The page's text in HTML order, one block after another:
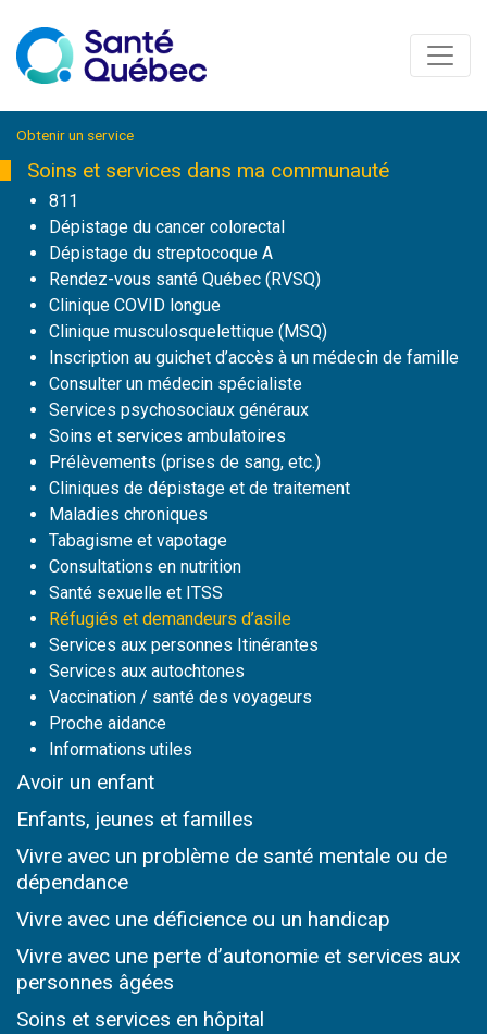
Obtenir un service
Soins et services dans ma communauté
811
Dépistage du cancer colorectal
Dépistage du streptocoque A
Rendez-vous santé Québec (RVSQ)
Clinique COVID longue
Clinique musculosquelettique (MSQ)
Inscription au guichet d’accès à un médecin de famille
Consulter un médecin spécialiste
Services psychosociaux généraux
Soins et services ambulatoires
Prélèvements (prises de sang, etc.)
Cliniques de dépistage et de traitement
Maladies chroniques
Tabagisme et vapotage
Consultations en nutrition
Santé sexuelle et ITSS
Réfugiés et demandeurs d’asile
Services aux personnes Itinérantes
Services aux autochtones
Vaccination / santé des voyageurs
Proche aidance
Informations utiles
Avoir un enfant
Enfants, jeunes et familles
Vivre avec un problème de santé mentale ou de
dépendance
Vivre avec une déficience ou un handicap
Vivre avec une perte d’autonomie et services aux
personnes âgées
Soins et services en hôpital